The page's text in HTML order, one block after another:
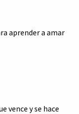
aprender a amar
vence y se hace